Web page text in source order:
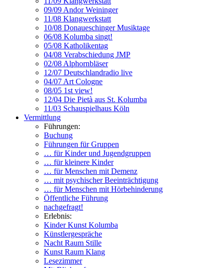
09/09 Andor Weininger
11/08 Klangwerkstatt
10/08 Donaueschinger Musiktage
06/08 Kolumba singt!
05/08 Katholikentag
04/08 Verabschiedung JMP
02/08 Alphornbläser
12/07 Deutschlandradio live
04/07 Art Cologne
08/05 1st view!
12/04 Die Pietà aus St. Kolumba
11/03 Schauspielhaus Köln
Vermittlung
Führungen:
Buchung
Führungen für Gruppen
… für Kinder und Jugendgruppen
… für kleinere Kinder
… für Menschen mit Demenz
… mit psychischer Beeinträchtigung
… für Menschen mit Hörbehinderung
Öffentliche Führung
nachgefragt!
Erlebnis:
Kinder Kunst Kolumba
Künstlergespräche
Nacht Raum Stille
Kunst Raum Klang
Lesezimmer